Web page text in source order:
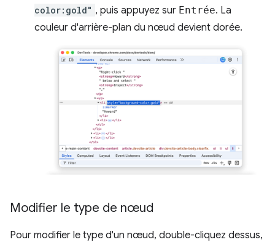
color:gold" , puis appuyez sur Entrée. La
couleur d'arrière-plan du nœud devient dorée.
Modifier le type de nœud
Pour modifier le type d'un nœud, double-cliquez dessus,